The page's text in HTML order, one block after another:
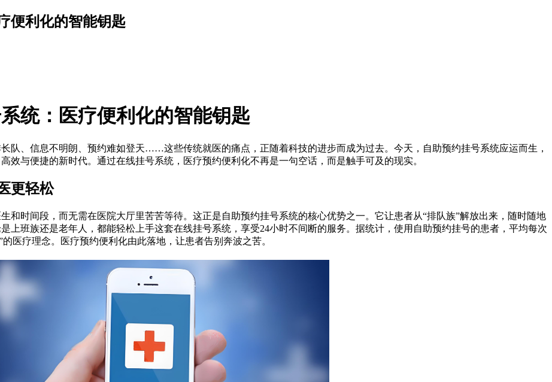
便利化的智能钥匙
统：医疗便利化的智能钥匙
队、信息不明朗、预约难如登天……这些传统就医的痛点，正随着科技的进步而成为过去。今天，自助预约挂号系统应运而生，
效与便捷的新时代。通过在线挂号系统，医疗预约便利化不再是一句空话，而是触手可及的现实。
更轻松
和时间段，而无需在医院大厅里苦苦等待。这正是自助预约挂号系统的核心优势之一。它让患者从“排队族”解放出来，随时随地
上班族还是老年人，都能轻松上手这套在线挂号系统，享受24小时不间断的服务。据统计，使用自助预约挂号的患者，平均每次
医疗理念。医疗预约便利化由此落地，让患者告别奔波之苦。